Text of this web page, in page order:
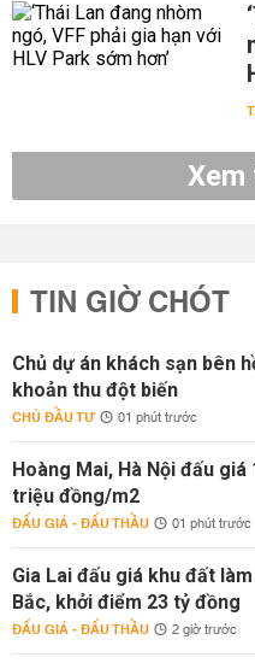
Xem
TIN GIỜ CHÓT
Chủ dự án khách sạn bên
khoản thu đột biến
CHỦ ĐẦU TƯ 01 phút trước
Hoàng Mai, Hà Nội đấu
triệu đồng/m2
ĐẤU GIÁ - ĐẤU THẦU 01 phút trước
Gia Lai đấu giá khu đất
Bắc, khởi điểm 23 tỷ đồng
ĐẤU GIÁ - ĐẤU THẦU 2 giờ trước